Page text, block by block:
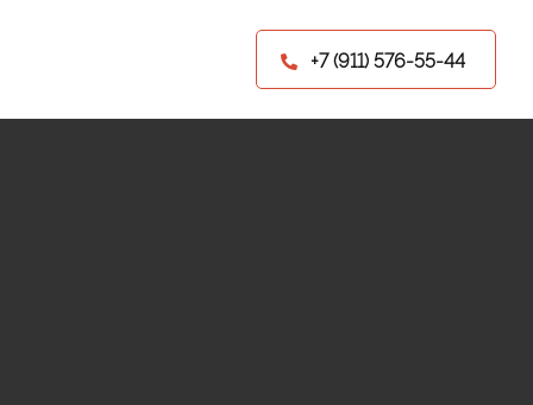
+7 (911) 576-55-44